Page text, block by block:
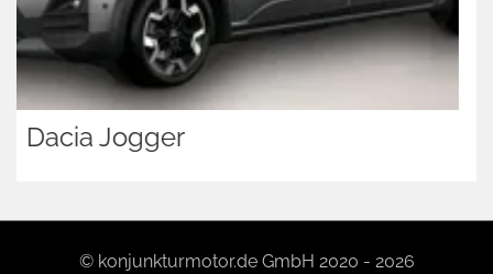
Cupra Ateca
© konjunkturmotor.de GmbH 2020 - 2026